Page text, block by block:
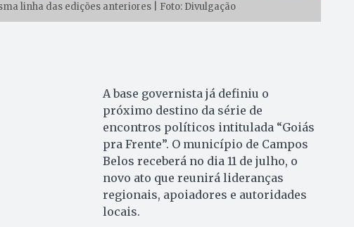
linha das edições anteriores | Foto: Divulgação
A base governista já definiu o
próximo destino da série de
encontros políticos intitulada “Goiás
pra Frente”. O município de Campos
Belos receberá no dia 11 de julho, o
novo ato que reunirá lideranças
regionais, apoiadores e autoridades
locais.